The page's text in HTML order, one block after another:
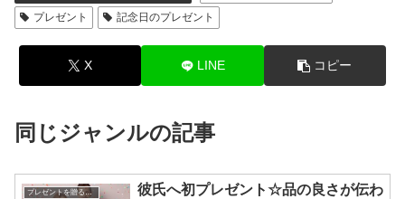
プレゼント
記念日のプレゼント
X LINE コピー
同じジャンルの記事
プレゼントを贈るコツ
彼氏へ初プレゼント☆品の良さが伝わ